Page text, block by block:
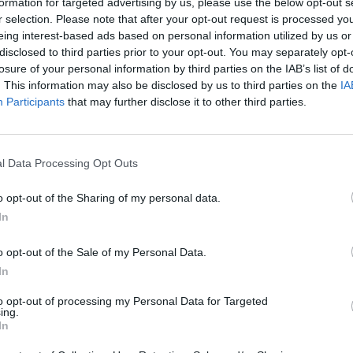
selection. Please note that after your opt-out request is processed
interest-based ads based on personal information utilized by us
to third parties prior to your opt-out. You may separately
of your personal information by third parties on the IAB’s list of
This information may also be disclosed by us to third parties on the
Participants that may further disclose it to other third parties.
Data Processing Opt Outs
opt-out of the Sharing of my personal data.
opt-out of the Sale of my Personal Data.
opt-out of processing my Personal Data for Targeted
Cím: Dudás Attila
Műgyűjtők Háza kft.
Budapest
1023.Bp. Zsigmond tér 11.
Telefon: 18008123
Bemutatkozás: 2013 nyarán nyitottuk meg
optimális áron, gyorsan találjanak vevőt
gyűjteményüket változatos kínálatunkból.
árverést! Kedd-től péntek-ig 11.00-este 18.00